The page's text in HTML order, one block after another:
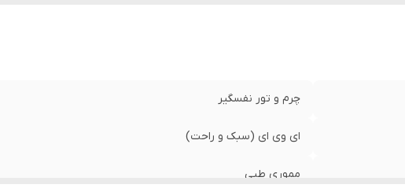
چرم و تور نفسگیر
ای وی ای (سبک و راحت)
مموری طبی